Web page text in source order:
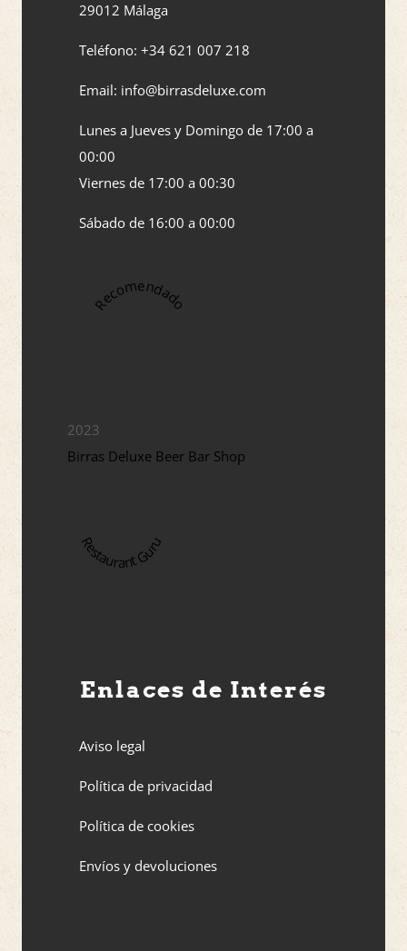
29012 Málaga
Teléfono: +34 621 007 218
Email: info@birrasdeluxe.com​
Lunes a Jueves y Domingo de 17:00 a
00:00
Viernes de 17:00 a 00:30
Sábado de 16:00 a 00:00
Recomendado
2023
Birras Deluxe Beer Bar Shop
Restaurant Guru
Enlaces de Interés
Aviso legal
Política de privacidad
Política de cookies
Envíos y devoluciones